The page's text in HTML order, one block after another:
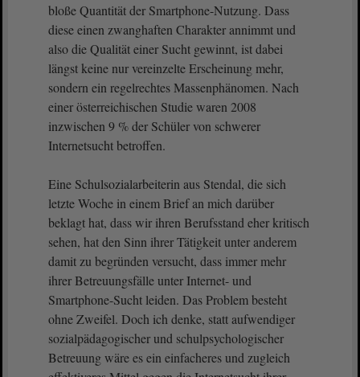
bloße Quantität der Smartphone-Nutzung. Dass
diese einen zwanghaften Charakter annimmt und
also die Qualität einer Sucht gewinnt, ist dabei
längst keine nur vereinzelte Erscheinung mehr,
sondern ein regelrechtes Massenphänomen. Nach
einer österreichischen Studie waren 2008
inzwischen 9 % der Schüler von schwerer
Internetsucht betroffen.
Eine Schulsozialarbeiterin aus Stendal, die sich
letzte Woche in einem Brief an mich darüber
beklagt hat, dass wir ihren Berufsstand eher kritisch
sehen, hat den Sinn ihrer Tätigkeit unter anderem
damit zu begründen versucht, dass immer mehr
ihrer Betreuungsfälle unter Internet- und
Smartphone-Sucht leiden. Das Problem besteht
ohne Zweifel. Doch ich denke, statt aufwendiger
sozialpädagogischer und schulpsychologischer
Betreuung wäre es ein einfacheres und zugleich